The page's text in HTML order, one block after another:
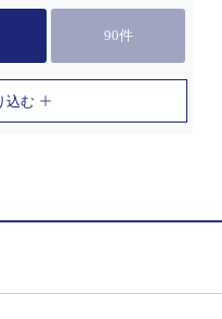
90件
込む